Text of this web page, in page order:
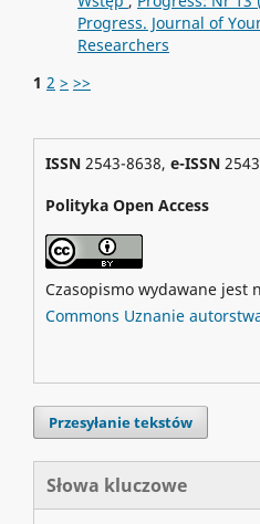
Progress. Journal of
Researchers
1 2 > >>
ISSN2543-8638, e-ISSN
Polityka Open Access
Czasopismo wydawane jest
Commons Uznanie
Przesyłanie tekstów
Słowa kluczowe